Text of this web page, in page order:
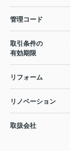
管理コード
取引条件の
有効期限
リフォーム
リノベーション
取扱会社